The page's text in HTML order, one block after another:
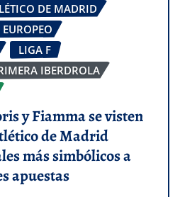
DE MADRID
LIGA F
IBERDROLA
y Fiamma se visten
de Madrid
más simbólicos a
apuestas